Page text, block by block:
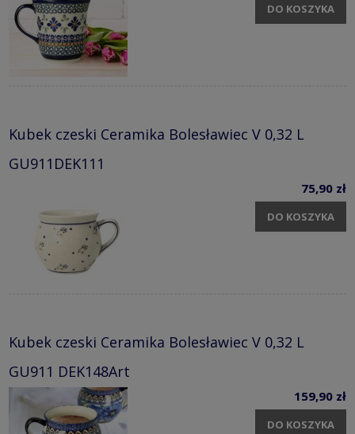
DO KOSZYKA
Kubek czeski Ceramika Bolesławiec V 0,32 L
GU911DEK111
75,90 zł
DO KOSZYKA
Kubek czeski Ceramika Bolesławiec V 0,32 L
GU911 DEK148Art
159,90 zł
DO KOSZYKA